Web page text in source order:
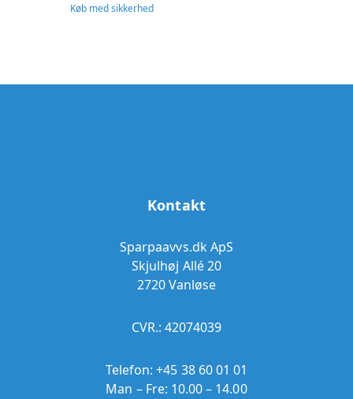
Køb med sikkerhed
Kontakt
Sparpaavvs.dk ApS
Skjulhøj Allé 20
2720 Vanløse
CVR.: 42074039
Telefon:+45 38 60 01 01
Man – Fre: 10.00 – 14.00